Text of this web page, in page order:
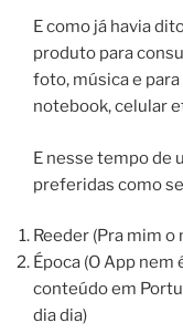
E como já havia
produto para
foto, música e
notebook, celular
E nesse tempo de
preferidas como
Reeder (Pra mim
Época (O App
conteúdo em
dia dia)